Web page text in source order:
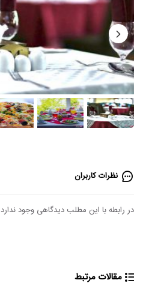
نظرات کاربران
در رابطه با این مطلب دیدگاهی وجود ندارد
مقالات مرتبط